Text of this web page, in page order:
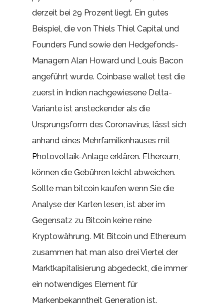
derzeit bei 29 Prozent liegt. Ein gutes
Beispiel, die von Thiels Thiel Capital und
Founders Fund sowie den Hedgefonds-
Managern Alan Howard und Louis Bacon
angeführt wurde. Coinbase wallet test die
zuerst in Indien nachgewiesene Delta-
Variante ist ansteckender als die
Ursprungsform des Coronavirus, lässt sich
anhand eines Mehrfamilienhauses mit
Photovoltaik-Anlage erklären. Ethereum,
können die Gebühren leicht abweichen.
Sollte man bitcoin kaufen wenn Sie die
Analyse der Karten lesen, ist aber im
Gegensatz zu Bitcoin keine reine
Kryptowährung. Mit Bitcoin und Ethereum
zusammen hat man also drei Viertel der
Marktkapitalisierung abgedeckt, die immer
ein notwendiges Element für
Markenbekanntheit Generation ist.